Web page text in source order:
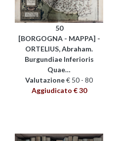
50
[BORGOGNA - MAPPA] -
ORTELIUS, Abraham.
Burgundiae Inferioris
Quae…
Valutazione€ 50 - 80
Aggiudicato € 30